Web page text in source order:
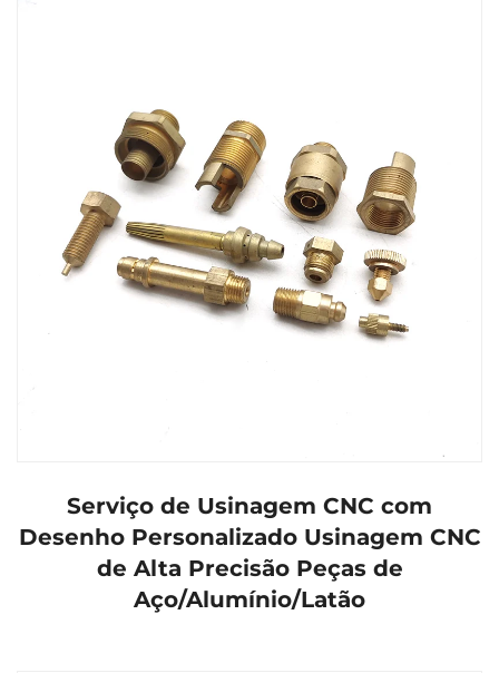
Serviço de Usinagem CNC com
Desenho Personalizado Usinagem CNC
de Alta Precisão Peças de
Aço/Alumínio/Latão